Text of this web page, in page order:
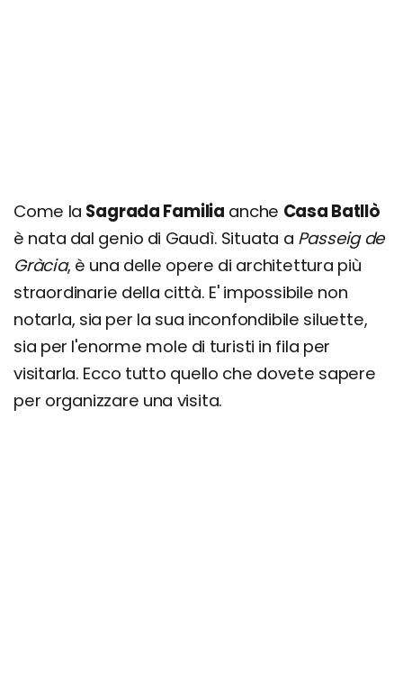
Come la Sagrada Familia anche Casa Batllò
è nata dal genio di Gaudì. Situata a Passeig de
Gràcia, è una delle opere di architettura più
straordinarie della città. E' impossibile non
notarla, sia per la sua inconfondibile siluette,
sia per l'enorme mole di turisti in fila per
visitarla. Ecco tutto quello che dovete sapere
per organizzare una visita.